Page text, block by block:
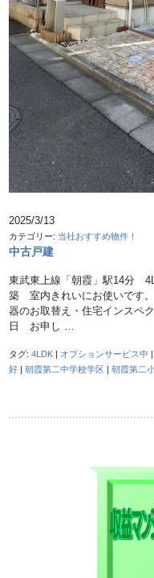
2025/3/13
カテゴリー: 当社おすすめ物件！
中古戸建
東武東上線「朝霞」駅14分
築 室内きれいにお使いです
器のお取替え・住宅インスペ
日 お申し …
タグ:4LDK オプションサービス中
好 |朝霞第二中学校学区 |朝霞第二